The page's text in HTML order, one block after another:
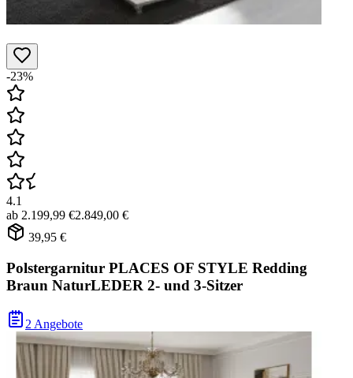
-23%
4.1
ab 2.199,99 €2.849,00 €
39,95 €
Polstergarnitur PLACES OF STYLE Redding
Braun NaturLEDER 2- und 3-Sitzer
2 Angebote